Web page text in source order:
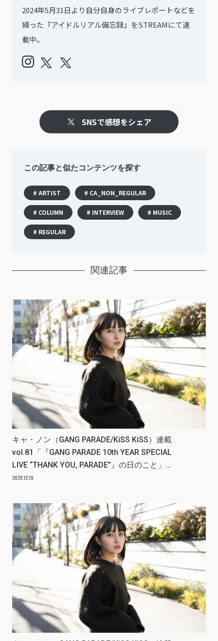
2024年5月31日より自分自身のライブレポートなどを
綴った『アイドルリアル備忘録』をSTREAMにて連
載中。
SNSで感想をシェア
この記事と似たコンテンツを探す
# ARTIST # CA_NON_REGULAR
# COLUMN # INTERVIEW # MUSIC
# REGULAR
関連記事
キャ・ノン（GANG PARADE/KiSS KiSS）連載
vol.81「『GANG PARADE 10th YEAR SPECIAL
LIVE “THANK YOU, PARADE”』の日のこと」ア
イドルリアル備忘録
2025.12.19